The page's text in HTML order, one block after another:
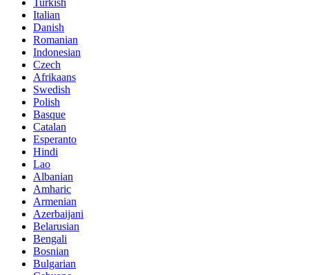
Italian
Danish
Romanian
Indonesian
Czech
Afrikaans
Swedish
Polish
Basque
Catalan
Esperanto
Hindi
Lao
Albanian
Amharic
Armenian
Azerbaijani
Belarusian
Bengali
Bosnian
Bulgarian